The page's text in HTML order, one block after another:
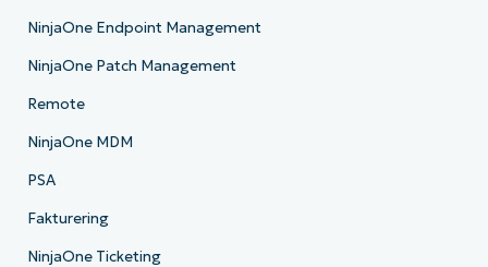
NinjaOne Endpoint Management
NinjaOne Patch Management
Remote
NinjaOne MDM
PSA
Fakturering
NinjaOne Ticketing